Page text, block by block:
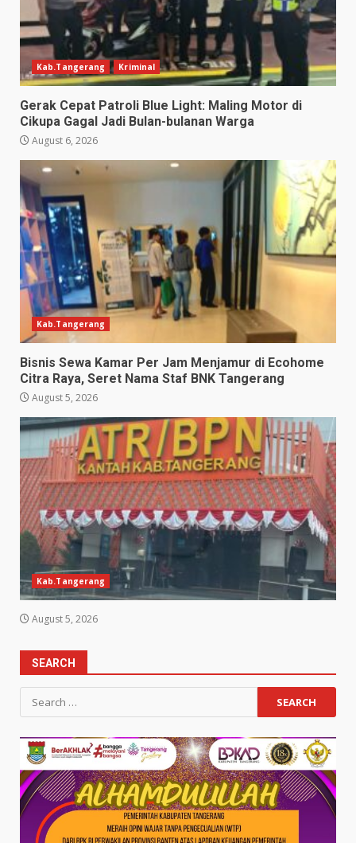
Kab.Tangerang Kriminal
Gerak Cepat Patroli Blue Light: Maling Motor di
Cikupa Gagal Jadi Bulan-bulanan Warga
August 6, 2026
Kab.Tangerang
Bisnis Sewa Kamar Per Jam Menjamur di Ecohome
Citra Raya, Seret Nama Staf BNK Tangerang
August 5, 2026
Kab.Tangerang
August 5, 2026
SEARCH
Search
for: